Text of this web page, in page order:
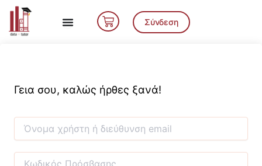
Μετάβαση
περιεχόμενο
Cart Σύνδεση
Γεια σου, καλώς ήρθες ξανά!